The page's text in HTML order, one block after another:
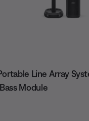
Line Array
Module